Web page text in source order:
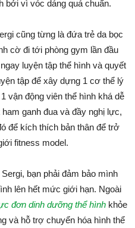
bởi vì vóc dáng quá chuẩn.
cũng từng là đứa trẻ da bọc
cờ đi tới phòng gym lần đầu
luyện tập thể hình và quyết
tập để xây dựng 1 cơ thể lý
vận động viên thể hình khá dễ
ganh đua và đầy nghị lực,
để kích thích bản thân để trở
fitness model.
bạn phải đảm bảo mình
lên hết mức giới hạn. Ngoài
đơn dinh dưỡng thể hình khỏe
và hỗ trợ chuyển hóa hình thể